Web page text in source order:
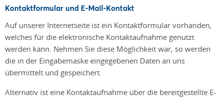
Kontaktformular und E-Mail-Kontakt
Auf unserer Internetseite ist ein Kontaktformular vorhanden,
welches für die elektronische Kontaktaufnahme genutzt
werden kann. Nehmen Sie diese Möglichkeit war, so werden
die in der Eingabemaske eingegebenen Daten an uns
übermittelt und gespeichert.
Alternativ ist eine Kontaktaufnahme über die bereitgestellte E-